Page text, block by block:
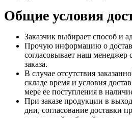
Общие условия
Заказчик выбирает способ и
Прочую информацию о
согласовывает наш менеджер
заказа.
В случае отсутствия
складе время и условия
мере ее поступления в
При заказе продукции в
дни, согласование доставки